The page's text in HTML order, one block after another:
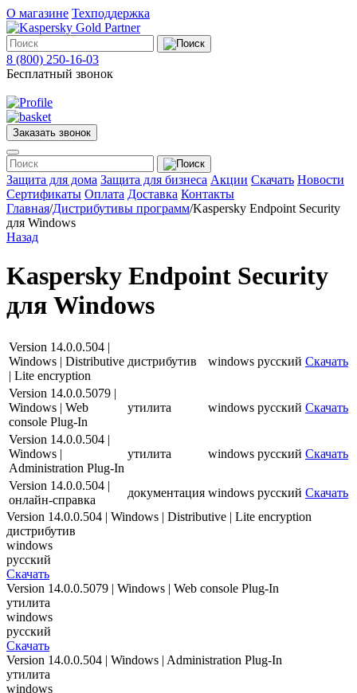
О магазине Техподдержка
8 (800) 250-16-03
Бесплатный звонок
Заказать звонок
Меню
Защита
для
дома
для
бизнеса
магазине
Акции
Скачать
Новости
Сертификаты
Оплата
Доставка
Контакты
8
(800)
250-
16-
03
info@store-
kaspersky.ru
Защита для дома Защита для бизнеса Акции Скачать Новости
Сертификаты Оплата Доставка Контакты
Главная/Дистрибутивы программ/Kaspersky Endpoint Security
для Windows
Назад
Kaspersky Endpoint Security
для Windows
Version 14.0.0.504 |
Windows | Distributive
| Lite encryption
дистрибутив windows русский Скачать
Version 14.0.0.5079 |
Windows | Web
console Plug-In
утилита windows русский Скачать
Version 14.0.0.504 |
Windows |
Administration Plug-In
утилита windows русский Скачать
Version 14.0.0.504 |
онлайн-справка
документация windows русский Скачать
Version 14.0.0.504 | Windows | Distributive | Lite encryption
дистрибутив
windows
русский
Скачать
Version 14.0.0.5079 | Windows | Web console Plug-In
утилита
windows
русский
Скачать
Version 14.0.0.504 | Windows | Administration Plug-In
утилита
windows